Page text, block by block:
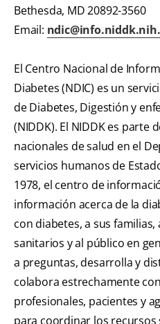
Bethesda, MD 20892-3560
Email:
El Centro Nacional de
Diabetes (NDIC) es un
de Diabetes, Digestión y
(NIDDK). El NIDDK es parte
nacionales de salud en el
servicios humanos de
1978, el centro de
información acerca de la
con diabetes, a sus
sanitarios y al público en
a preguntas, desarrolla y
colabora estrechamente
profesionales, pacientes y
para coordinar los recursos